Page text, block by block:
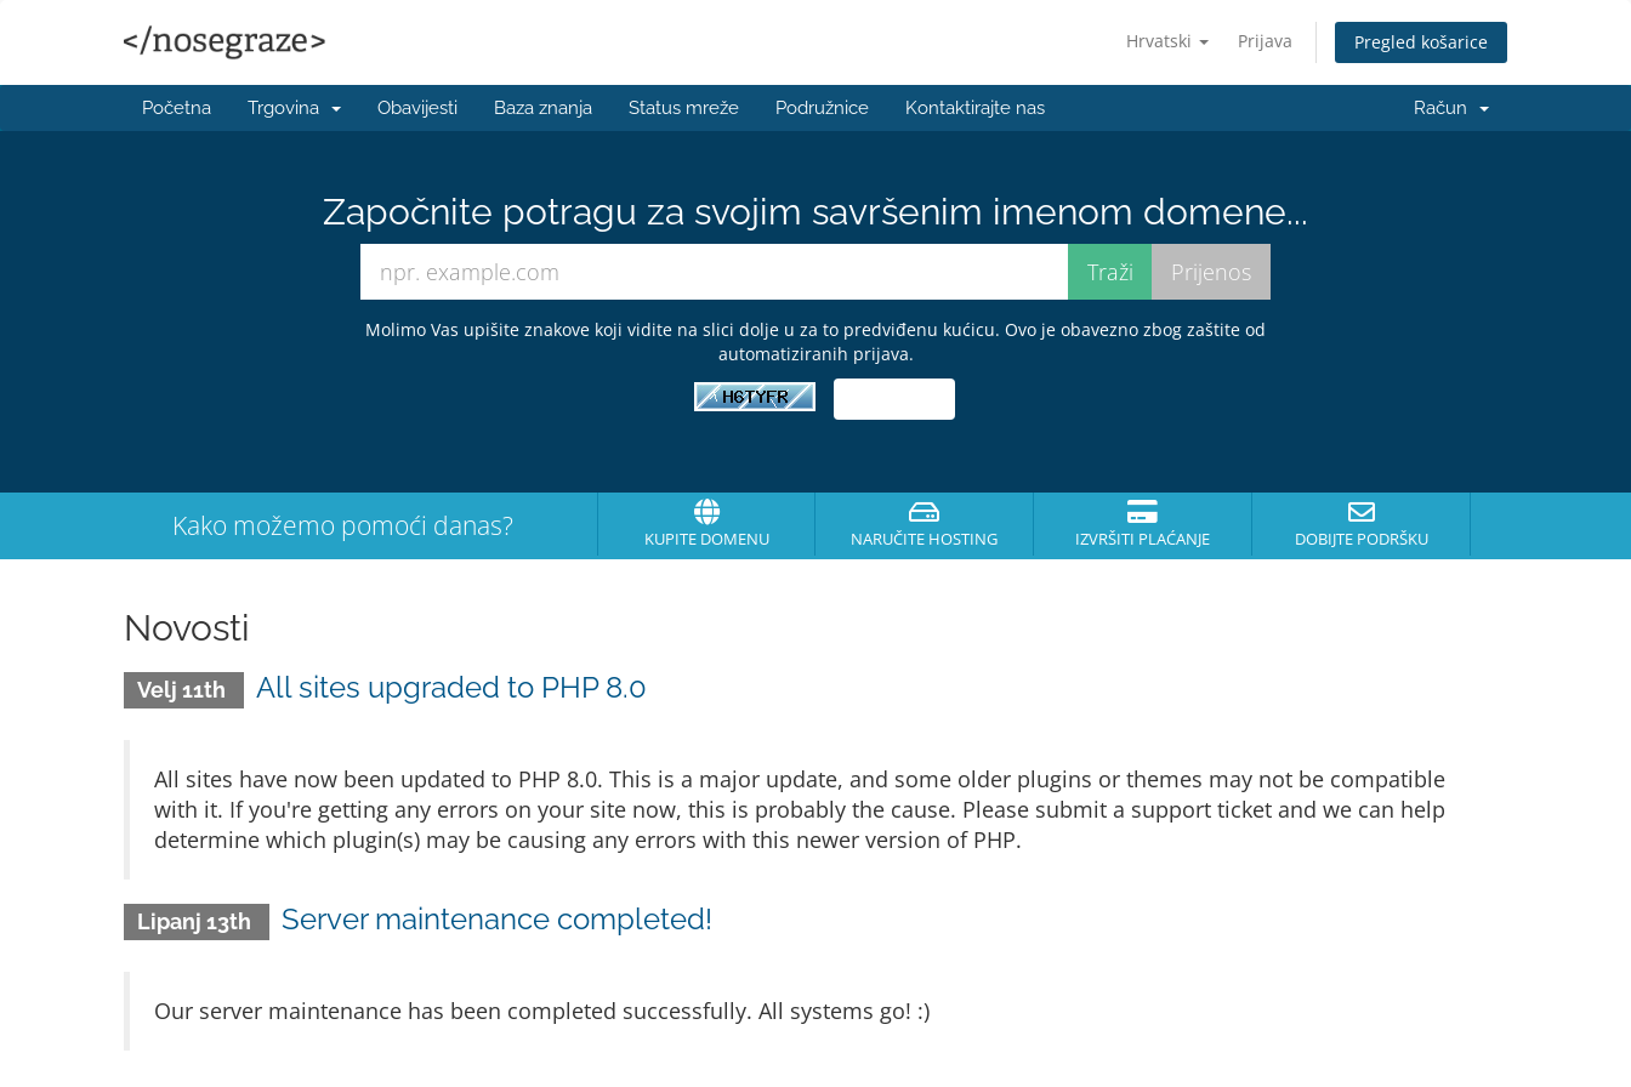
Hrvatski Prijava Pregled košarice
Početna Trgovina Obavijesti Baza znanja Status mreže Podružnice Kontaktirajte nas Račun
Započnite potragu za svojim savršenim imenom domene...
Molimo Vas upišite znakove koji vidite na slici dolje u za to predviđenu kućicu. Ovo je obavezno zbog zaštite od
automatiziranih prijava.
Kako možemo pomoći danas? KUPITE DOMENU NARUČITE HOSTING IZVRŠITI PLAĆANJE DOBIJTE PODRŠKU
Novosti
Velj 11th All sites upgraded to PHP 8.0
All sites have now been updated to PHP 8.0. This is a major update, and some older plugins or themes may not be compatible
with it. If you're getting any errors on your site now, this is probably the cause. Please submit a support ticket and we can help
determine which plugin(s) may be causing any errors with this newer version of PHP.
Lipanj 13th Server maintenance completed!
Our server maintenance has been completed successfully. All systems go! :)